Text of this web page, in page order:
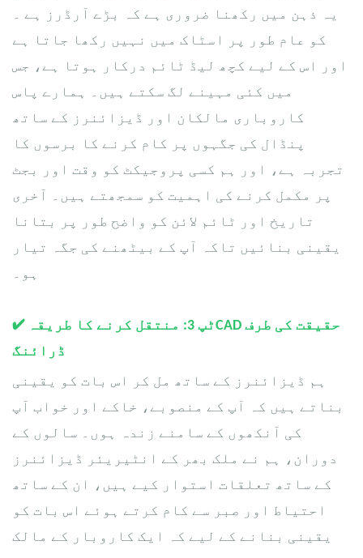
ہے
یہ ذہن میں رکھنا ضروری ہے کہ بڑے آرڈرز
کو عام طور پر اسٹاک میں نہیں رکھا جاتا ہے
اور اس کے لیے کچھ لیڈ ٹائم درکار ہوتا ہے، جس
میں کئی مہینے لگ سکتے ہیں۔ ہمارے پاس
کاروباری مالکان اور ڈیزائنرز کے ساتھ
پنڈال کی جگہوں پر کام کرنے کا برسوں کا
تجربہ ہے، اور ہم کسی پروجیکٹ کو وقت اور بجٹ
پر مکمل کرنے کی اہمیت کو سمجھتے ہیں۔ آخری
تاریخ اور ٹائم لائن کو واضح طور پر بتانا
یقینی بنائیں تاکہ آپ کے بیٹھنے کی جگہ تیار
ہو۔
✔ ٹپ 3: منتقل کرنے کا طریقہCAD حقیقت کی طرف
ڈرائنگ
ہم ڈیزائنرز کے ساتھ مل کر اس بات کو یقینی
بناتے ہیں کہ آپ کے منصوبے، خاکے اور خواب آپ
کی آنکھوں کے سامنے زندہ ہوں۔ سالوں کے
دوران، ہم نے ملک بھر کے انٹیریئر ڈیزائنرز
کے ساتھ تعلقات استوار کیے ہیں، ان کے ساتھ
احتیاط اور صبر سے کام کرتے ہوئے اس بات کو
یقینی بنانے کے لیے کہ ایک کاروبار کے مالک